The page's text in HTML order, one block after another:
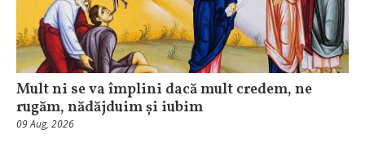
Mult ni se va împlini dacă mult credem, ne
rugăm, nădăjduim și iubim
09 Aug, 2026